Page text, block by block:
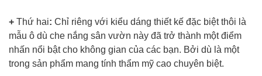
+ Thứ hai: Chỉ riêng với kiểu dáng thiết kế đặc biệt thôi là
mẫu ô dù che nắng sân vườn này đã trở thành một điểm
nhấn nổi bật cho không gian của các bạn. Bởi dù là một
trong sản phẩm mang tính thẩm mỹ cao chuyên biệt.